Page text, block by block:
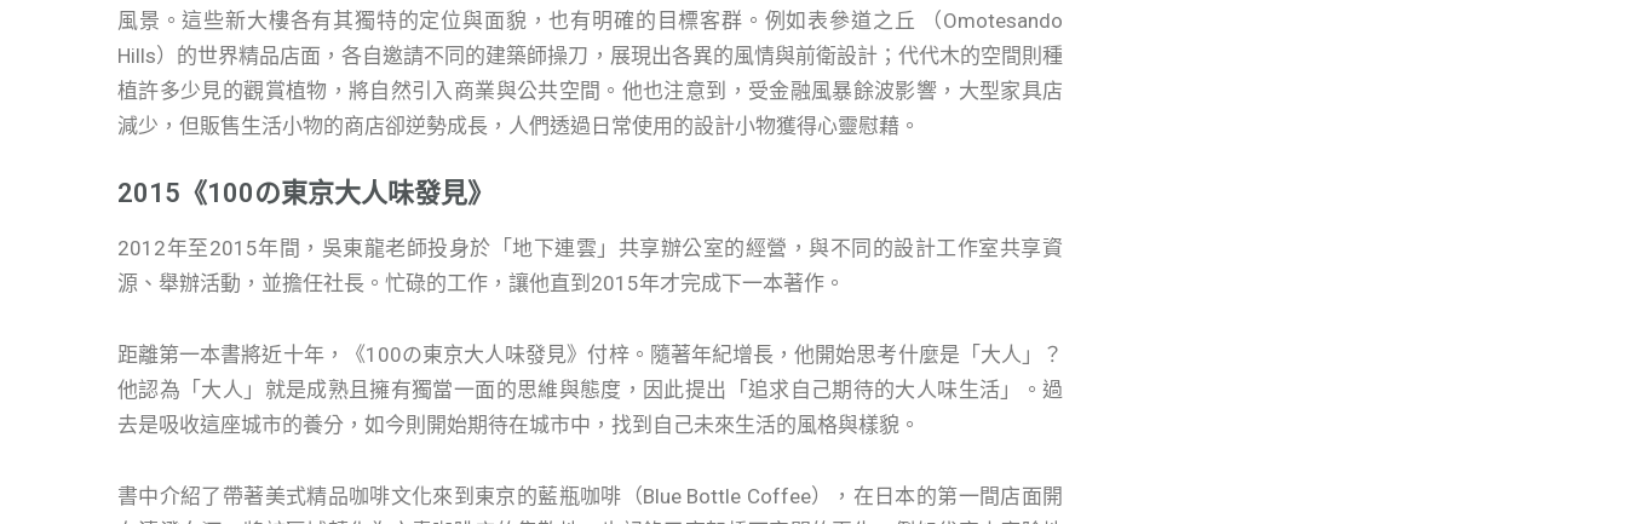
風景。這些新大樓各有其獨特的定位與面貌，也有明確的目標客群。例如表參道之丘 （Omotesando
Hills）的世界精品店面，各自邀請不同的建築師操刀，展現出各異的風情與前衛設計；代代木的空間則種
植許多少見的觀賞植物，將自然引入商業與公共空間。他也注意到，受金融風暴餘波影響，大型家具店
減少，但販售生活小物的商店卻逆勢成長，人們透過日常使用的設計小物獲得心靈慰藉。
2015《100の東京大人味發見》
2012年至2015年間，吳東龍老師投身於「地下連雲」共享辦公室的經營，與不同的設計工作室共享資
源、舉辦活動，並擔任社長。忙碌的工作，讓他直到2015年才完成下一本著作。
距離第一本書將近十年，《100の東京大人味發見》付梓。隨著年紀增長，他開始思考什麼是「大人」？
他認為「大人」就是成熟且擁有獨當一面的思維與態度，因此提出「追求自己期待的大人味生活」。過
去是吸收這座城市的養分，如今則開始期待在城市中，找到自己未來生活的風格與樣貌。
書中介紹了帶著美式精品咖啡文化來到東京的藍瓶咖啡（Blue Bottle Coffee），在日本的第一間店面開